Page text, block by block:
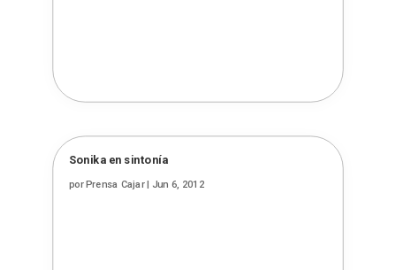
Sonika en sintonía
porPrensa Cajar| Jun 6, 2012